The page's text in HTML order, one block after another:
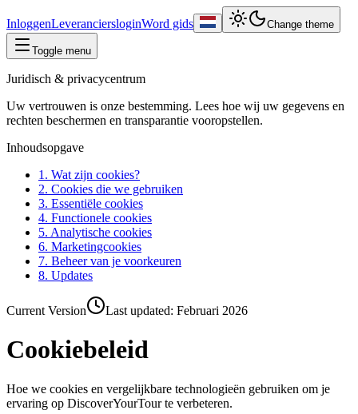
InloggenLeveranciersloginWord gids Change theme
Toggle menu
Juridisch & privacycentrum
Uw vertrouwen is onze bestemming. Lees hoe wij uw gegevens en
rechten beschermen en transparantie vooropstellen.
Inhoudsopgave
1. Wat zijn cookies?
2. Cookies die we gebruiken
3. Essentiële cookies
4. Functionele cookies
5. Analytische cookies
6. Marketingcookies
7. Beheer van je voorkeuren
8. Updates
Current Version Last updated: Februari 2026
Cookiebeleid
Hoe we cookies en vergelijkbare technologieën gebruiken om je
ervaring op DiscoverYourTour te verbeteren.